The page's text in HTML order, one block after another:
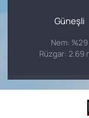
Güneşli
Nem: %29
Rüzgar: 2.69